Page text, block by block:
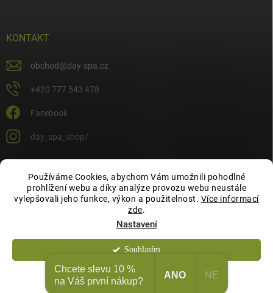
Používáme Cookies, abychom Vám umožnili pohodlné
prohlížení webu a díky analýze provozu webu neustále
vylepšovali jeho funkce, výkon a použitelnost. Více informací
zde.
Nastavení
Odmítnout
Souhlasím
KONTAKT
obchod@day-spa.cz
+420 777 543 478
Facebook
day_spa_shop/
OCHRANA OSOBNÍCH ÚDAJŮ
Vytvořil Shoptet
Copyright 2026 Day Spa Shop . Všechna práva vyhrazena.
Chcete slevu 10 %
na Váš první nákup?
ANO NE